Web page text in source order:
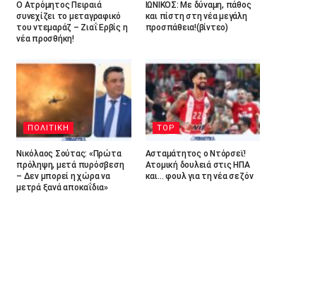
Ο Ατρόμητος Πειραιά
συνεχίζει το μεταγραφικό
του ντεμαράζ – Ζιαΐ Ερβίς η
νέα προσθήκη!
ΙΩΝΙΚΟΣ: Με δύναμη, πάθος
και πίστη στη νέα μεγάλη
προσπάθεια!(βίντεο)
ΠΟΛΙΤΙΚΗ
Νικόλαος Σούτας: «Πρώτα
πρόληψη, μετά πυρόσβεση
– Δεν μπορεί η χώρα να
μετρά ξανά αποκαΐδια»
TOP
Ασταμάτητος ο Ντόρσεϊ!
Ατομική δουλειά στις ΗΠΑ
και… φουλ για τη νέα σεζόν